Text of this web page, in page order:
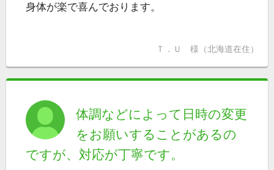
身体が楽で喜んでおります。
Ｔ．Ｕ 様（北海道在住）
体調などによって日時の変更
をお願いすることがあるの
ですが、対応が丁寧です。